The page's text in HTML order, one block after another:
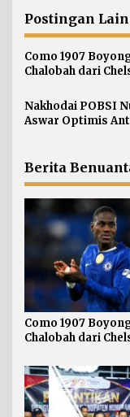
s
i
p
o
Postingan
Como 1907
Chalobah dari
Nakhodai POBSI
Aswar Optimis
Berita
Como 1907
Chalobah dari